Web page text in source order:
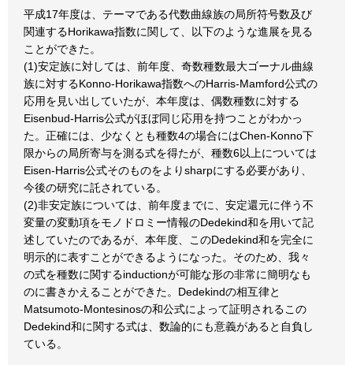
平成17年度は、テーマである代数曲線族の局所符号数及び
関連するHorikawa指数に関して、以下のような進展を見る
ことができた。
(1)安定族に対しては、前年度、奇数種数最大ゴーナル曲線
族に対するKonno-Horikawa指数へのHarris-Mamford公式の
応用を見い出していたが、本年度は、偶数種数に対する
Eisenbud-Harris公式がほぼ同じ応用を持つことがわかっ
た。正確には、少なくとも種数4の場合にはChen-Konno下
限からの局所寄与を測る式を得たが、種数6以上については
Eisen-Harris公式そのものをよりsharpにする必要があり、
今後の研究に託されている。
(2)非安定族については、前年度までに、安定還元に伴う不
変量の変動項をモノドロミー情報のDedekind和を用いて記
述していたのであるが、本年度、このDedekind和を完全に
明示的に表すことができるようになった。そのため、我々
の式を種数に関するinductionが可能な形の非常に簡明なも
のに書きかえることができた。Dedekindの相互律と
Matsumoto-Montesinosの和公式によって証明されるこの
Dedekind和に関する式は、数論的にも意義があると自負し
ている。